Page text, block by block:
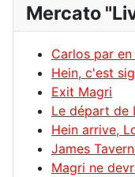
Mercato
Carlos par
Hein, c'est
Exit Magri
Le départ de
Hein arrive,
James
Magri ne